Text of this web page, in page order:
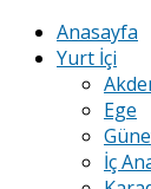
Anasayfa
Yurt İçi
Ege
İç